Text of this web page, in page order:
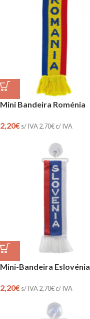
Mini Bandeira Roménia
2,20€s/ IVA2,70€c/ IVA
Mini-Bandeira Eslovénia
2,20€s/ IVA2,70€c/ IVA